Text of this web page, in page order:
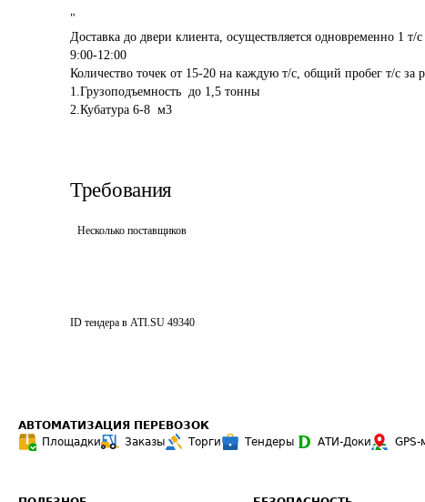
"
Доставка до двери клиента, осуществляется одновременно 1
9:00-12:00
Количество точек от 15-20 на каждую т/с, общий пробег т/с
1.Грузоподъемность  до 1,5 тонны
Требования
Несколько поставщиков
ID тендера в ATI.SU 49340
АВТОМАТИЗАЦИЯ ПЕРЕВОЗОК
Площадки
Заказы Торги Тендеры АТИ-Доки